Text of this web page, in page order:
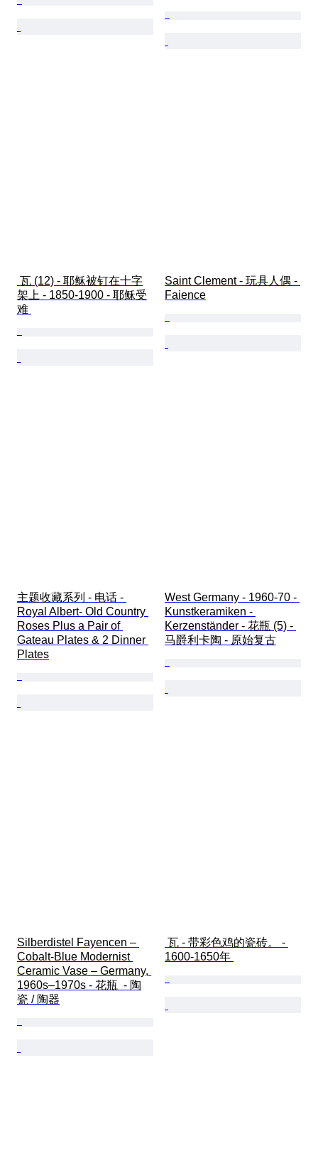
架上 - 1850-1900 - 耶稣受
难
Saint Clement - 玩具人偶 -
Faience
主题收藏系列 - 电话 -
Royal Albert- Old Country
Roses Plus a Pair of
Gateau Plates & 2 Dinner
Plates
West Germany - 1960-70 -
Kunstkeramiken -
Kerzenständer - 花瓶 (5) -
马爵利卡陶 - 原始复古
Silberdistel Fayencen –
Cobalt-Blue Modernist
Ceramic Vase – Germany,
1960s–1970s - 花瓶  - 陶
瓷 / 陶器
1600-1650年